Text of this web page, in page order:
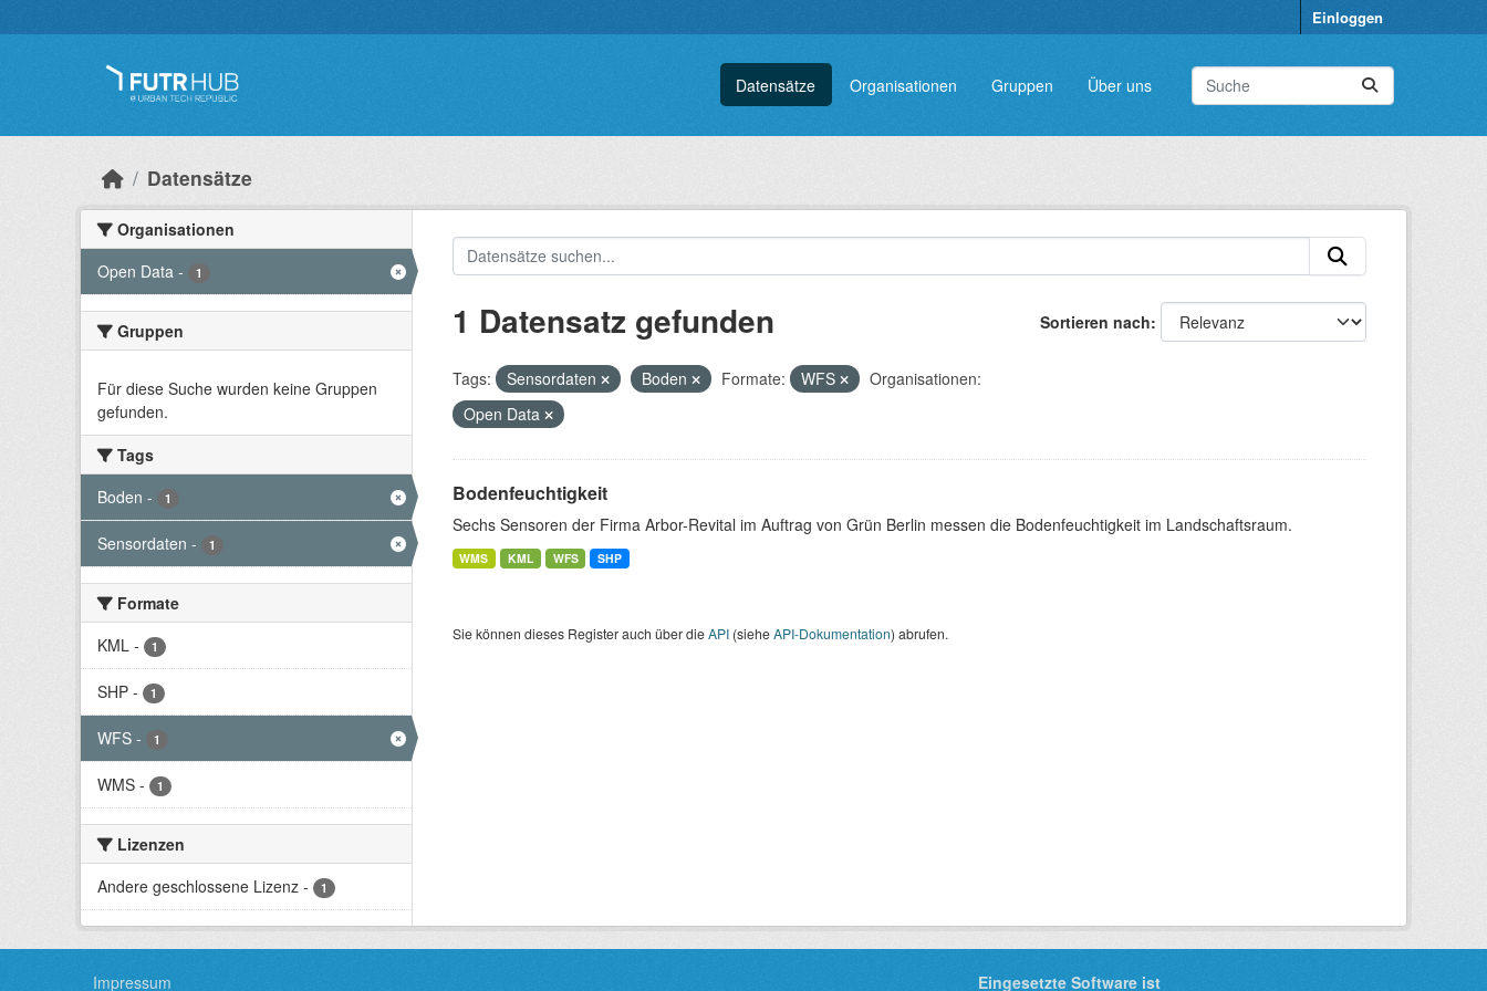
Einloggen
Datensätze Organisationen Gruppen Über uns
Datensätze
Organisationen
Open Data - 1
Gruppen
Für diese Suche wurden keine Gruppen
gefunden.
Tags
Boden - 1
Sensordaten - 1
Formate
KML - 1
SHP - 1
WFS - 1
WMS - 1
Lizenzen
Andere geschlossene Lizenz - 1
Sortieren nach
1 Datensatz gefunden
Tags: Sensordaten Boden Formate: WFS
Organisationen:
Open Data
Bodenfeuchtigkeit
Sechs Sensoren der Firma Arbor-Revital im Auftrag von Grün Berlin messen die Bodenfeuchtigkeit im Landschaftsraum.
WMS KML WFS SHP
Sie können dieses Register auch über dieAPI(sieheAPI-Dokumentation) abrufen.
Impressum Eingesetzte Software ist